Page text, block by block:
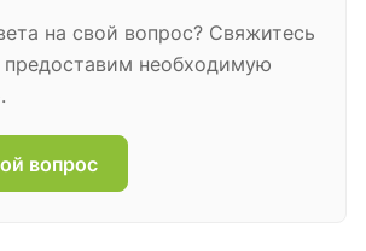
на свой вопрос? Свяжитесь
необходимую
вопрос